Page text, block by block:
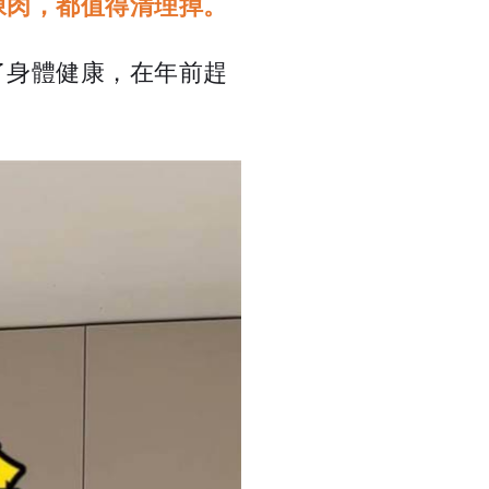
，都值得清理掉。
體健康，在年前趕